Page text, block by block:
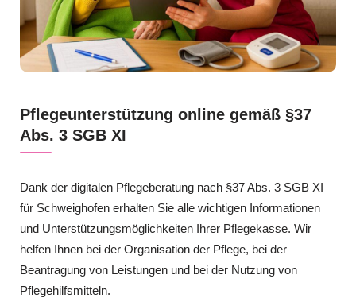
Pflegeunterstützung online gemäß §37
Abs. 3 SGB XI
Dank der digitalen Pflegeberatung nach §37 Abs. 3 SGB XI
für Schweighofen erhalten Sie alle wichtigen Informationen
und Unterstützungsmöglichkeiten Ihrer Pflegekasse. Wir
helfen Ihnen bei der Organisation der Pflege, bei der
Beantragung von Leistungen und bei der Nutzung von
Pflegehilfsmitteln.